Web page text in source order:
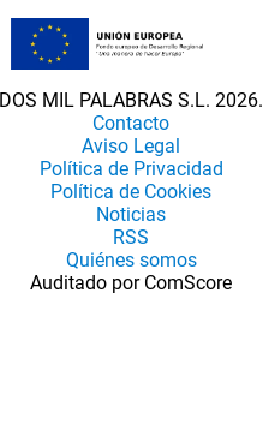
DOS MIL PALABRAS S.L. 2026.
Contacto
Aviso Legal
Política de Privacidad
Política de Cookies
Noticias
RSS
Quiénes somos
Auditado por ComScore